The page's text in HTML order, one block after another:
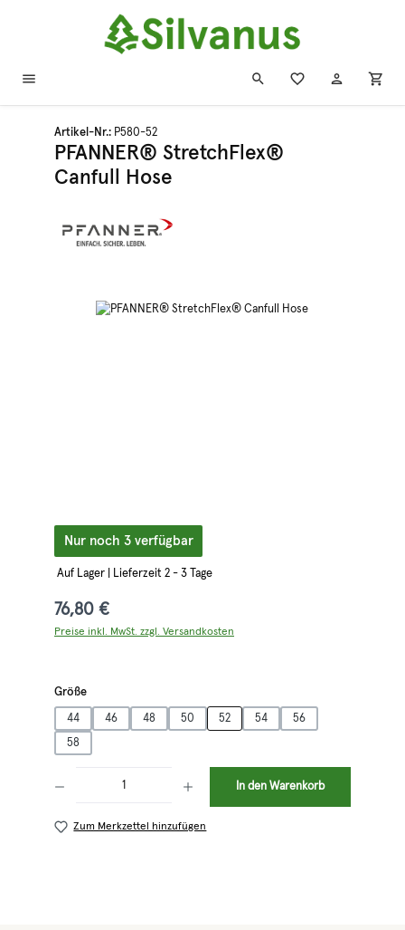
Zum Hauptinhalt springen
Artikel-Nr.: P580-52
PFANNER® StretchFlex®
Canfull Hose
Bildergalerie überspringen
Nur noch 3 verfügbar
Auf Lager | Lieferzeit 2 - 3 Tage
76,80 €
Preise inkl. MwSt. zzgl. Versandkosten
Größeauswählen
44 46 48 50 52 54 56
58
In den Warenkorb
Zum Merkzettel hinzufügen